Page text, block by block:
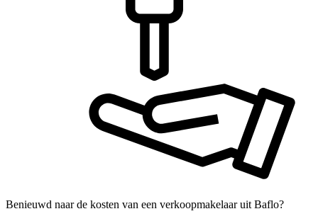
Benieuwd naar de kosten van een verkoopmakelaar uit Baflo?